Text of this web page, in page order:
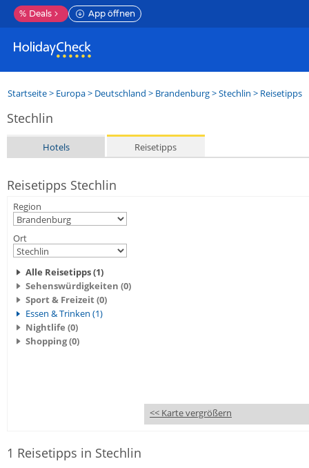
% Deals App öffnen
Startseite> Europa> Deutschland > Brandenburg>Stechlin > Reisetipps
Stechlin
Hotels Reisetipps
Reisetipps Stechlin
Region
Ort
Alle Reisetipps (1)
Sehenswürdigkeiten (0)
Sport & Freizeit (0)
Essen & Trinken (1)
Nightlife (0)
Shopping (0)
<< Karte vergrößern
1 Reisetipps in Stechlin